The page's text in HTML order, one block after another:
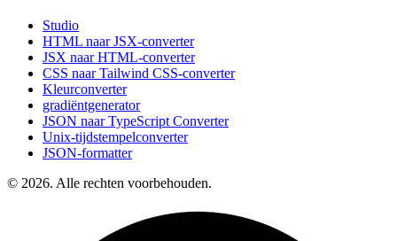
Studio
HTML naar JSX-converter
JSX naar HTML-converter
CSS naar Tailwind CSS-converter
Kleurconverter
gradiëntgenerator
JSON naar TypeScript Converter
Unix-tijdstempelconverter
JSON-formatter
© 2026. Alle rechten voorbehouden.